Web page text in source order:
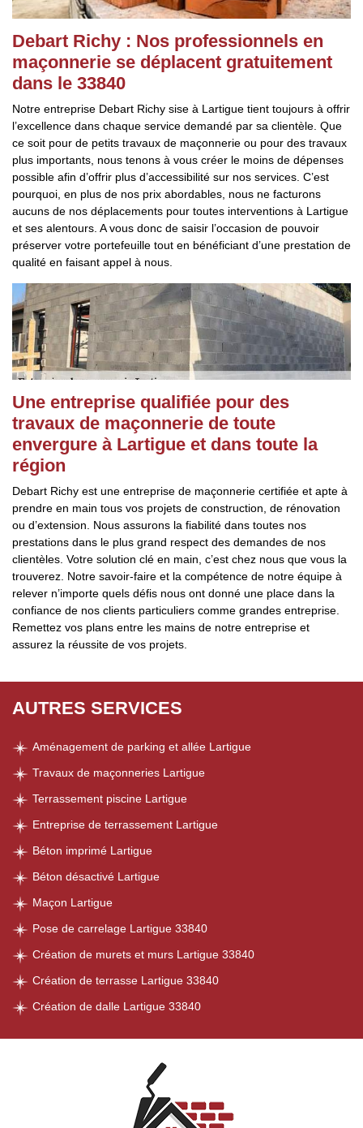
Debart Richy : Nos professionnels en
maçonnerie se déplacent gratuitement
dans le 33840
Notre entreprise Debart Richy sise à Lartigue tient toujours à offrir
l’excellence dans chaque service demandé par sa clientèle. Que
ce soit pour de petits travaux de maçonnerie ou pour des travaux
plus importants, nous tenons à vous créer le moins de dépenses
possible afin d’offrir plus d’accessibilité sur nos services. C’est
pourquoi, en plus de nos prix abordables, nous ne facturons
aucuns de nos déplacements pour toutes interventions à Lartigue
et ses alentours. A vous donc de saisir l’occasion de pouvoir
préserver votre portefeuille tout en bénéficiant d’une prestation de
qualité en faisant appel à nous.
Une entreprise qualifiée pour des
travaux de maçonnerie de toute
envergure à Lartigue et dans toute la
région
Debart Richy est une entreprise de maçonnerie certifiée et apte à
prendre en main tous vos projets de construction, de rénovation
ou d’extension. Nous assurons la fiabilité dans toutes nos
prestations dans le plus grand respect des demandes de nos
clientèles. Votre solution clé en main, c’est chez nous que vous la
trouverez. Notre savoir-faire et la compétence de notre équipe à
relever n’importe quels défis nous ont donné une place dans la
confiance de nos clients particuliers comme grandes entreprise.
Remettez vos plans entre les mains de notre entreprise et
assurez la réussite de vos projets.
AUTRES SERVICES
Aménagement de parking et allée Lartigue
Travaux de maçonneries Lartigue
Terrassement piscine Lartigue
Entreprise de terrassement Lartigue
Béton imprimé Lartigue
Béton désactivé Lartigue
Maçon Lartigue
Pose de carrelage Lartigue 33840
Création de murets et murs Lartigue 33840
Création de terrasse Lartigue 33840
Création de dalle Lartigue 33840